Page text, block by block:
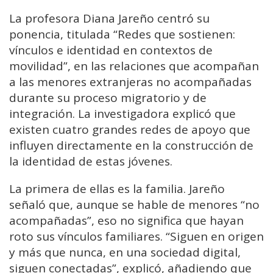
La profesora Diana Jareño centró su
ponencia, titulada “Redes que sostienen:
vínculos e identidad en contextos de
movilidad”, en las relaciones que acompañan
a las menores extranjeras no acompañadas
durante su proceso migratorio y de
integración. La investigadora explicó que
existen cuatro grandes redes de apoyo que
influyen directamente en la construcción de
la identidad de estas jóvenes.
La primera de ellas es la familia. Jareño
señaló que, aunque se hable de menores “no
acompañadas”, eso no significa que hayan
roto sus vínculos familiares. “Siguen en origen
y más que nunca, en una sociedad digital,
siguen conectadas”, explicó, añadiendo que